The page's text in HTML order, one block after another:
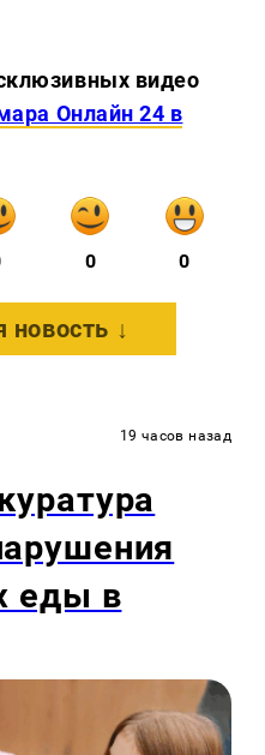
видео
Онлайн 24 в
0 0
↓
19 часов назад
еды в